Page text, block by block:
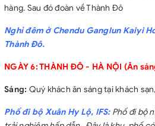
hàng. Sau đó đoàn về Thành Đô
Nghỉ đêm ở Chendu Ganglun Kaiyi
Thành Đô.
NGÀY 6: THÀNH ĐÔ - HÀ NỘI (Ăn
Sáng: Quý khách ăn sáng tại khách
Phố đi bộ Xuân Hy Lộ, IFS: Phố đi bộ